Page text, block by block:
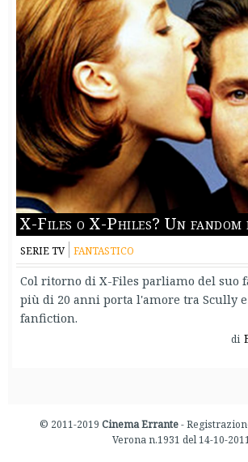
X-Files o X-Philes? Un fandom
SERIE TV FANTASTICO
Col ritorno di X-Files parliamo del suo
più di 20 anni porta l'amore tra Scully
fanfiction.
di
© 2011-2019 Cinema Errante-
Verona n.1931 del 14-10-